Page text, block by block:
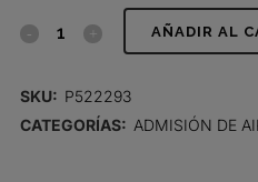
FILTRO AÑADIR AL
SKU: P522293
CATEGORÍAS: ADMISIÓN DE